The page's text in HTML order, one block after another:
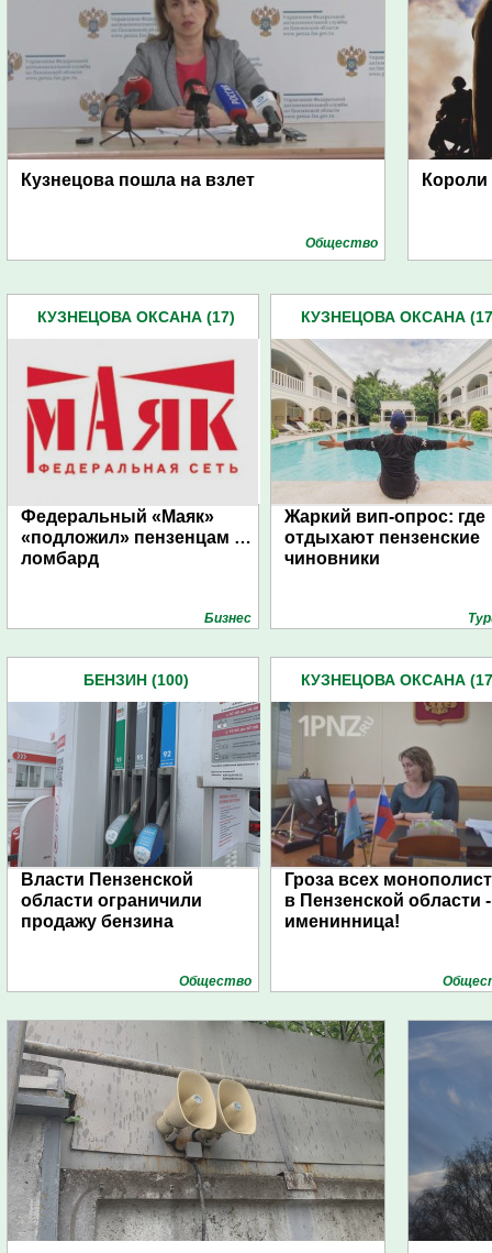
Кузнецова пошла на взлет
Общество
Короли
КУЗНЕЦОВА ОКСАНА (17)
Федеральный «Маяк»
«подложил» пензенцам …
ломбард
Бизнес
КУЗНЕЦОВА ОКСАНА
Жаркий вип-опрос: где
отдыхают пензенские
чиновники
БЕНЗИН (100)
Власти Пензенской
области ограничили
продажу бензина
Общество
КУЗНЕЦОВА ОКСАНА
Гроза всех
в Пензенской области -
именинница!